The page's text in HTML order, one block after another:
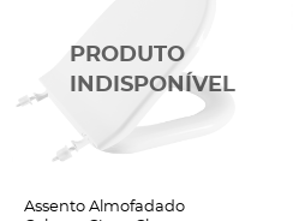
Assento Almofadado